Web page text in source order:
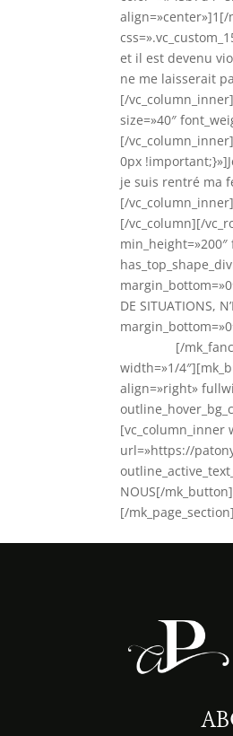
align=»center»]1[/
et il est devenu
ne me laisserait
[/
size=»40″
[/
0px
je suis rentré ma
[/
[/vc_column][/
DE SITUATIONS,
[/
width=»1/
align=»right»
[vc_column_inner
url=»https://
NOUS[/
[/mk_page_section]